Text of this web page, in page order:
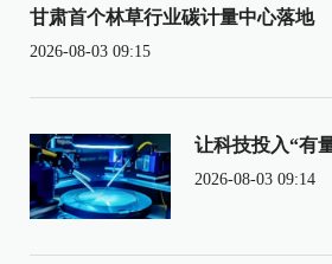
甘肃首个林草行业碳计量中心落地
2026-08-03 09:15
让科技投入“有
2026-08-03 09:14